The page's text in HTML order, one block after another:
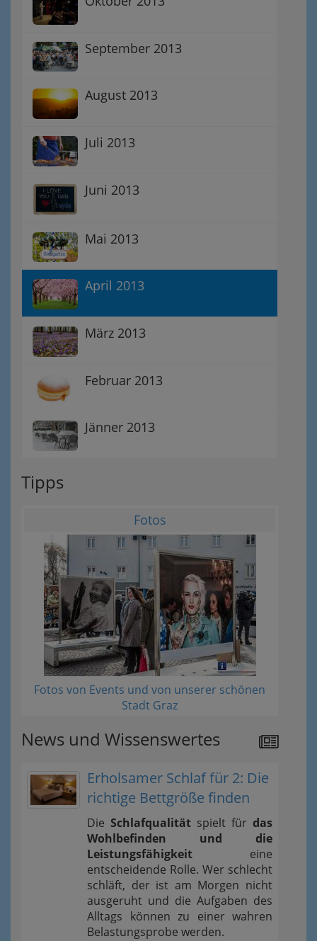
September 2013
August 2013
Juli 2013
Juni 2013
Mai 2013
April 2013
März 2013
Februar 2013
Jänner 2013
Tipps
Fotos
Fotos von Events und von unserer schönen
Stadt Graz
News und Wissenswertes
Erholsamer Schlaf für 2: Die
richtige Bettgröße finden
Die Schlafqualität spielt für das
Wohlbefinden und die
Leistungsfähigkeit eine
entscheidende Rolle. Wer schlecht
schläft, der ist am Morgen nicht
ausgeruht und die Aufgaben des
Alltags können zu einer wahren
Belastungsprobe werden.